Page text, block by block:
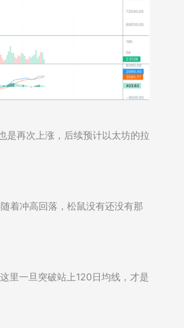
是再次上涨，后续预计以太坊的拉
着冲高回落，松鼠没有还没有那
里一旦突破站上120日均线，才是